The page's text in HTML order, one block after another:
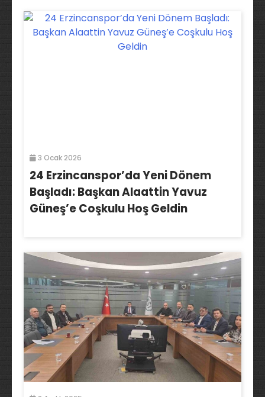
3 Ocak 2026
24 Erzincanspor’da Yeni Dönem
Başladı: Başkan Alaattin Yavuz
Güneş’e Coşkulu Hoş Geldin